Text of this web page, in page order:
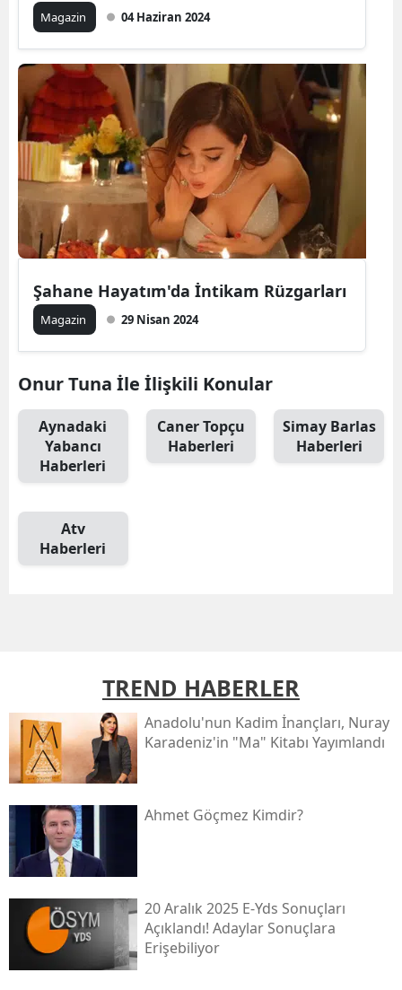
Magazin 04 Haziran 2024
Şahane Hayatım'da İntikam Rüzgarları
Magazin 29 Nisan 2024
Onur Tuna İle İlişkili Konular
Aynadaki
Yabancı
Haberleri
Caner Topçu
Haberleri
Simay Barlas
Haberleri
Atv
Haberleri
TREND HABERLER
Anadolu'nun Kadim İnançları, Nuray
Karadeniz'in "ma" Kitabı Yayımlandı
Ahmet Göçmez Kimdir?
20 Aralık 2025 E-Yds Sonuçları
Açıklandı! Adaylar Sonuçlara
Erişebiliyor